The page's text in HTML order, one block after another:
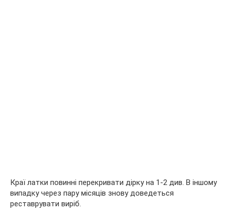
Краї латки повинні перекривати дірку на 1-2 див. В іншому
випадку через пару місяців знову доведеться
реставрувати виріб.